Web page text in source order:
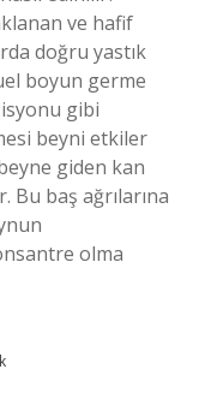
ve hafif
doğru yastık
boyun germe
gibi
beyni etkiler
giden kan
Bu baş ağrılarına
olma